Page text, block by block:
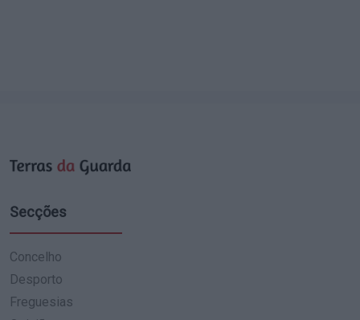
Secções
Concelho
Desporto
Freguesias